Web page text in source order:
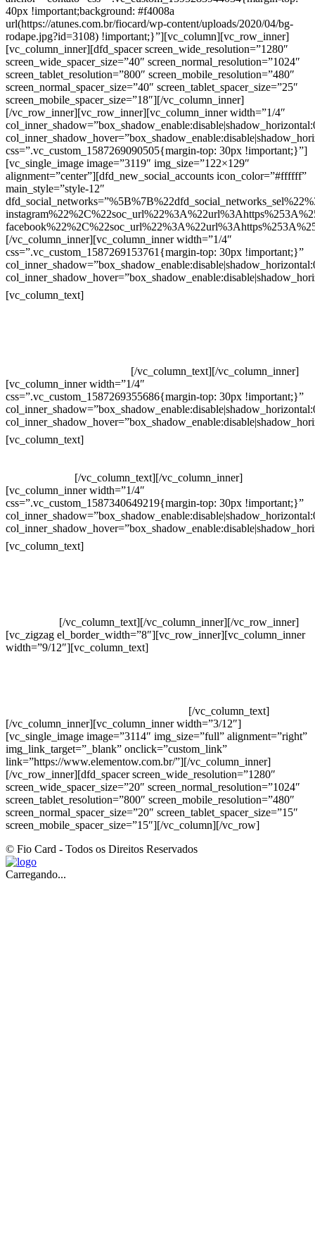
40px !important;background: #f4008a
url(https://atunes.com.br/fiocard/wp-content/uploads/2020/04/bg-
rodape.jpg?id=3108) !important;}”][vc_column][vc_row_inner]
[vc_column_inner][dfd_spacer screen_wide_resolution=”1280″
screen_wide_spacer_size=”40″ screen_normal_resolution=”1024″
screen_tablet_resolution=”800″ screen_mobile_resolution=”480″
screen_normal_spacer_size=”40″ screen_tablet_spacer_size=”25″
screen_mobile_spacer_size=”18″][/vc_column_inner]
[/vc_row_inner][vc_row_inner][vc_column_inner width=”1/4″
css=”.vc_custom_1587269090505{margin-top: 30px !important;}”]
[vc_single_image image=”3119″ img_size=”122×129″
alignment=”center”][dfd_new_social_accounts icon_color=”#ffffff”
main_style=”style-12″
[/vc_column_inner][vc_column_inner width=”1/4″
css=”.vc_custom_1587269153761{margin-top: 30px !important;}”
[vc_column_text]
[/vc_column_text][/vc_column_inner]
[vc_column_inner width=”1/4″
css=”.vc_custom_1587269355686{margin-top: 30px !important;}”
[vc_column_text]
[/vc_column_text][/vc_column_inner]
[vc_column_inner width=”1/4″
css=”.vc_custom_1587340649219{margin-top: 30px !important;}”
[vc_column_text]
[/vc_column_text][/vc_column_inner][/vc_row_inner]
[vc_zigzag el_border_width=”8″][vc_row_inner][vc_column_inner
width=”9/12″][vc_column_text]
[/vc_column_text]
[/vc_column_inner][vc_column_inner width=”3/12″]
[vc_single_image image=”3114″ img_size=”full” alignment=”right”
img_link_target=”_blank” onclick=”custom_link”
link=”https://www.elementow.com.br/”][/vc_column_inner]
[/vc_row_inner][dfd_spacer screen_wide_resolution=”1280″
screen_wide_spacer_size=”20″ screen_normal_resolution=”1024″
screen_tablet_resolution=”800″ screen_mobile_resolution=”480″
screen_normal_spacer_size=”20″ screen_tablet_spacer_size=”15″
screen_mobile_spacer_size=”15″][/vc_column][/vc_row]
© Fio Card - Todos os Direitos Reservados
Carregando...